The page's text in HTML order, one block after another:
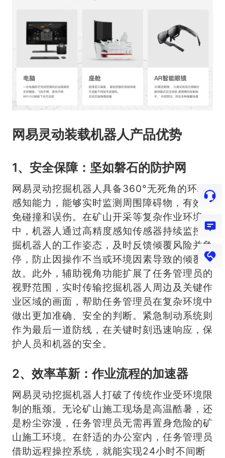
网易灵动装载机器人产品优势
1、安全保障：坚如磐石的防护网
网易灵动挖掘机器人具备360°无死角的环境
感知能力，能够实时监测周围障碍物，有效避
免碰撞和误伤。在矿山开采等复杂作业环境
中，机器人通过高精度感知传感器持续监控挖
掘机器人的工作姿态，及时反馈倾覆风险并急
停，防止因操作不当或环境因素导致的倾覆事
故。此外，辅助视角功能扩展了任务管理员的
视野范围，实时传输挖掘机器人周边及关键作
业区域的画面，帮助任务管理员在复杂环境中
做出更加准确、安全的判断。紧急制动系统则
作为最后一道防线，在关键时刻迅速响应，保
护人员和机器的安全。
2、效率革新：作业流程的加速器
网易灵动挖掘机器人打破了传统作业受环境限
制的瓶颈。无论矿山施工现场是高温酷暑，还
是粉尘弥漫，任务管理员无需再置身危险的矿
山施工环境。在舒适的办公室内，任务管理员
借助远程操控系统，就能实现24小时不间断